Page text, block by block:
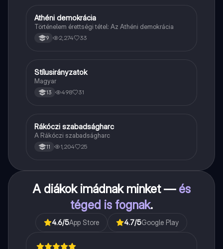
Töri
Athéni demokrácia
Történelem érettségi tétel: Az Athéni demokrácia
9 2,274 33
Magyar
Stílusirányzatok
Magyar
13 498 31
Töri
Rákóczi szabadságharc
A Rákóczi szabadságharc
11 1,204 25
A diákok imádnak minket — és
téged is fognak.
4.6/5App Store 4.7/5Google Play